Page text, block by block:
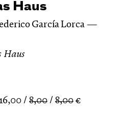
Haus
García Lorca
Haus
8,00 8,00 €